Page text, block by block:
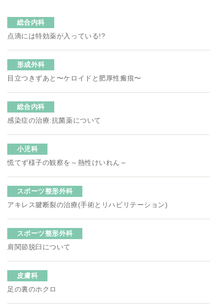
総合内科
点滴には特効薬が入っている!?
形成外科
目立つきずあと〜ケロイドと肥厚性瘢痕〜
総合内科
感染症の治療:抗菌薬について
小児科
慌てず様子の観察を～熱性けいれん～
スポーツ整形外科
アキレス腱断裂の治療(手術とリハビリテーション)
スポーツ整形外科
肩関節脱臼について
皮膚科
足の裏のホクロ